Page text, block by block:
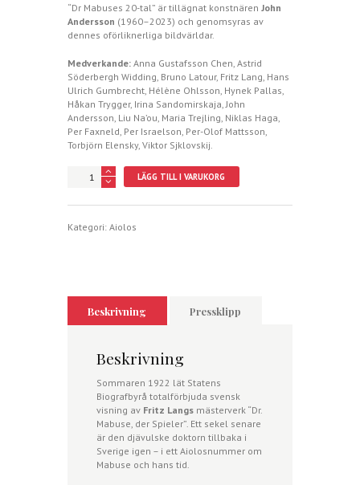
“Dr Mabuses 20-tal” är tillägnat konstnären John
Andersson (1960–2023) och genomsyras av
dennes oförliknerliga bildvärldar.
Medverkande: Anna Gustafsson Chen, Astrid
Söderbergh Widding, Bruno Latour, Fritz Lang, Hans
Ulrich Gumbrecht, Hélène Ohlsson, Hynek Pallas,
Håkan Trygger, Irina Sandomirskaja, John
Andersson, Liu Na’ou, Maria Trejling, Niklas Haga,
Per Faxneld, Per Israelson, Per-Olof Mattsson,
Torbjörn Elensky, Viktor Sjklovskij.
Mabuses
mängd
LÄGG TILL I VARUKORG
Kategori: Aiolos
Beskrivning Pressklipp
Beskrivning
Sommaren 1922 lät Statens
Biografbyrå totalförbjuda svensk
visning av Fritz Langs mästerverk “Dr.
Mabuse, der Spieler”. Ett sekel senare
är den djävulske doktorn tillbaka i
Sverige igen – i ett Aiolosnummer om
Mabuse och hans tid.